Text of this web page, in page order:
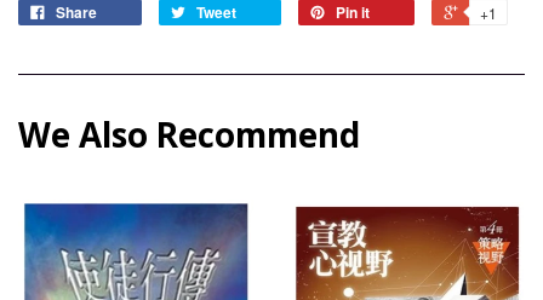
Share Tweet Pin it +1
We Also Recommend